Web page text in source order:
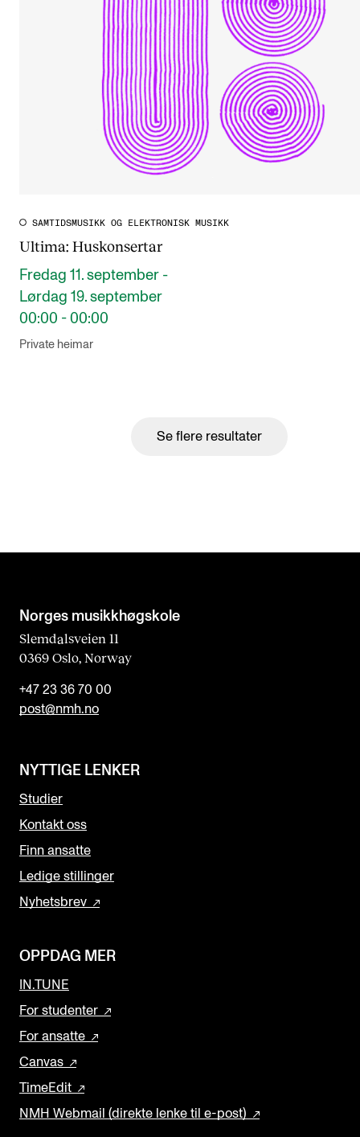
SAMTIDSMUSIKK OG ELEKTRONISK MUSIKK
Ultima: Huskonsertar
Fredag 11. september -
Lørdag 19. september
00:00 - 00:00
Private heimar
Se flere resultater
Norges musikk­høgskole
Slemdalsveien 11
0369 Oslo, Norway
+47 23 36 70 00
post@nmh.no
NYTTIGE LENKER
Studier
Kontakt oss
Finn ansatte
Ledige stillinger
Nyhetsbrev
OPPDAG MER
IN.TUNE
For studenter
For ansatte
Canvas
TimeEdit
NMH Webmail (direkte lenke til e-post)